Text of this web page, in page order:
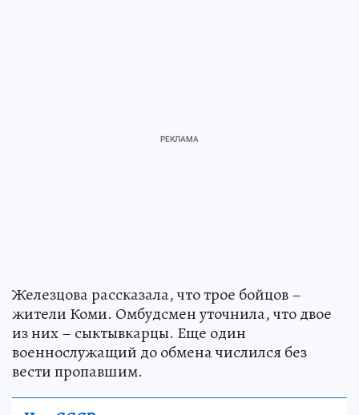
Железцова рассказала, что трое бойцов –
жители Коми. Омбудсмен уточнила, что двое
из них – сыктывкарцы. Еще один
военнослужащий до обмена числился без
вести пропавшим.